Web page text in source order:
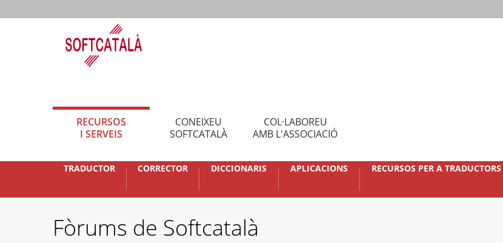
RECURSOS
I SERVEIS
CONEIXEU
SOFTCATALÀ
COL·LABOREU
AMB L'ASSOCIACIÓ
TRADUCTOR CORRECTOR DICCIONARIS APLICACIONS RECURSOS PER A TRADUCTORS
Fòrums de Softcatalà